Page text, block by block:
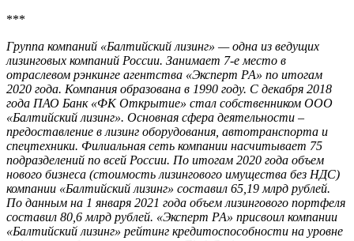
***
Группа компаний «Балтийский лизинг» — одна из ведущих
лизинговых компаний России. Занимает 7-е место в
отраслевом рэнкинге агентства «Эксперт РА» по итогам
2020 года. Компания образована в 1990 году. С декабря 2018
года ПАО Банк «ФК Открытие» стал собственником ООО
«Балтийский лизинг». Основная сфера деятельности –
предоставление в лизинг оборудования, автотранспорта и
спецтехники. Филиальная сеть компании насчитывает 75
подразделений по всей России. По итогам 2020 года объем
нового бизнеса (стоимость лизингового имущества без НДС)
компании «Балтийский лизинг» составил 65,19 млрд рублей.
По данным на 1 января 2021 года объем лизингового портфеля
составил 80,6 млрд рублей. «Эксперт РА» присвоил компании
«Балтийский лизинг» рейтинг кредитоспособности на уровне